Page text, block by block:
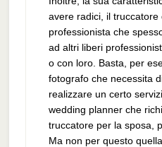
avere radici, il truccatore
professionista che
ad altri liberi
o con loro. Basta, per
fotografo che necessita
realizzare un certo
wedding planner che
truccatore per la sposa,
Ma non per questo